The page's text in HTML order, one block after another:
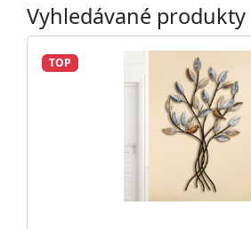
Vyhledávané produkty
TOP